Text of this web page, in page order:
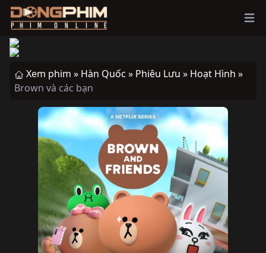
Xem phim » Hàn Quốc » Phiêu Lưu » Hoạt Hình »
Brown và các bạn